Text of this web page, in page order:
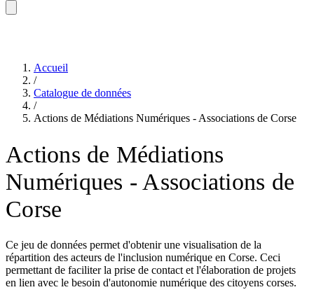
Accueil
/
Catalogue de données
/
Actions de Médiations Numériques - Associations de Corse
Actions de Médiations
Numériques - Associations de
Corse
Ce jeu de données permet d'obtenir une visualisation de la
répartition des acteurs de l'inclusion numérique en Corse. Ceci
permettant de faciliter la prise de contact et l'élaboration de projets
en lien avec le besoin d'autonomie numérique des citoyens corses.